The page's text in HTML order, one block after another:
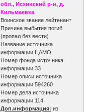
обл., Исхинский р-н, д.
Кильмаевка
Воинское звание лейтенант
Причина выбытия погиб
(пропал без вести)
Название источника
информации ЦАМО
Номер фонда источника
информации 33
Номер описи источника
информации 594260
Номер дела источника
информации 114
Доп.информация: из